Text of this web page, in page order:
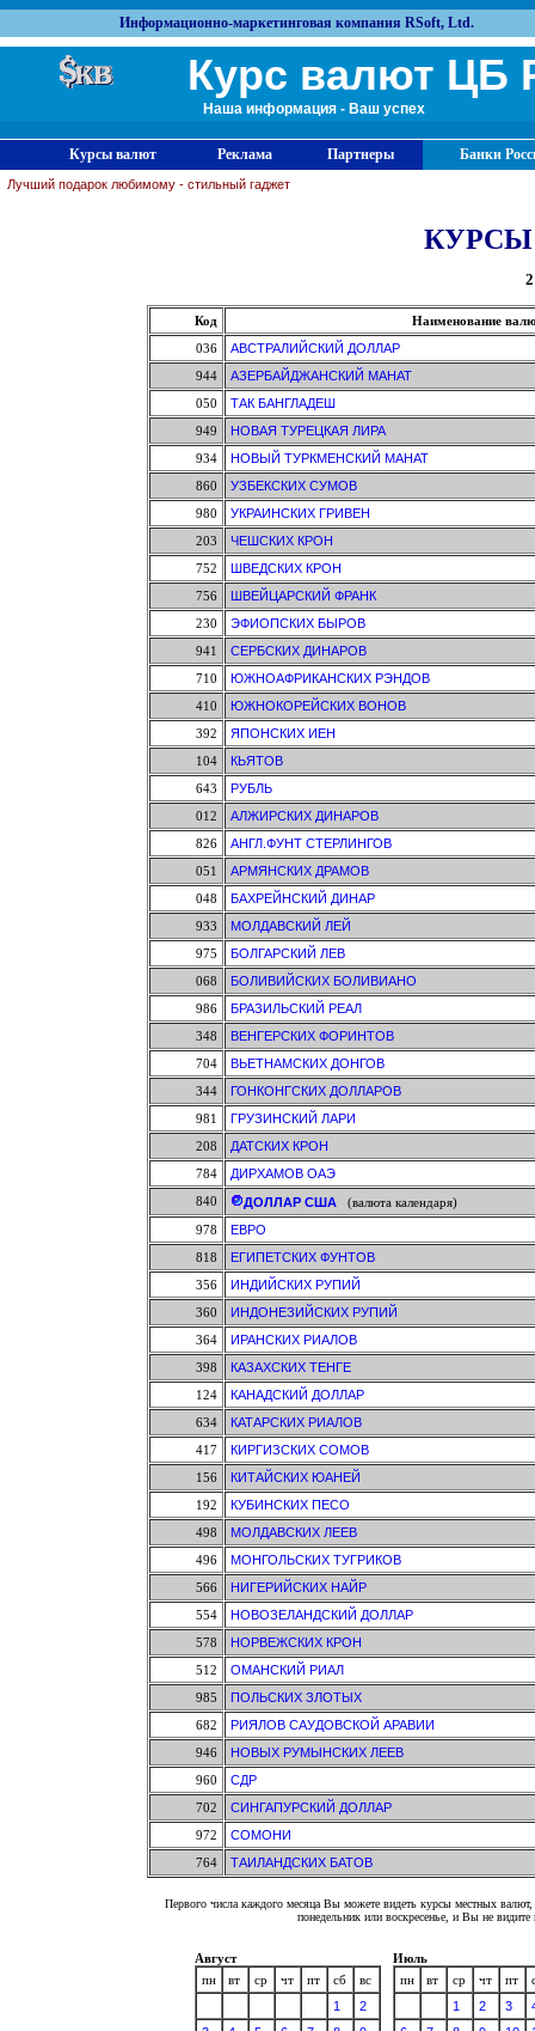
Информационно-маркетинговая компания RSoft, Ltd.
Курс валют ЦБ
Наша информация - Ваш успех
Курсы валют Реклама Партнеры Банки
Лучший подарок любимому - стильный гаджет
Код
Наименование
036
АВСТРАЛИЙСКИЙ ДОЛЛАР
944
АЗЕРБАЙДЖАНСКИЙ МАНАТ
050
ТАК БАНГЛАДЕШ
949
НОВАЯ ТУРЕЦКАЯ ЛИРА
934
НОВЫЙ ТУРКМЕНСКИЙ МАНАТ
860
УЗБЕКСКИХ СУМОВ
980
УКРАИНСКИХ ГРИВЕН
203
ЧЕШСКИХ КРОН
752
ШВЕДСКИХ КРОН
756
ШВЕЙЦАРСКИЙ ФРАНК
230
ЭФИОПСКИХ БЫРОВ
941
СЕРБСКИХ ДИНАРОВ
710
ЮЖНОАФРИКАНСКИХ РЭНДОВ
410
ЮЖНОКОРЕЙСКИХ ВОНОВ
392
ЯПОНСКИХ ИЕН
104
КЬЯТОВ
643
РУБЛЬ
012
АЛЖИРСКИХ ДИНАРОВ
826
АНГЛ.ФУНТ СТЕРЛИНГОВ
051
АРМЯНСКИХ ДРАМОВ
048
БАХРЕЙНСКИЙ ДИНАР
933
МОЛДАВСКИЙ ЛЕЙ
975
БОЛГАРСКИЙ ЛЕВ
068
БОЛИВИЙСКИХ БОЛИВИАНО
986
БРАЗИЛЬСКИЙ РЕАЛ
348
ВЕНГЕРСКИХ ФОРИНТОВ
704
ВЬЕТНАМСКИХ ДОНГОВ
344
ГОНКОНГСКИХ ДОЛЛАРОВ
981
ГРУЗИНСКИЙ ЛАРИ
208
ДАТСКИХ КРОН
784
ДИРХАМОВ ОАЭ
840
ДОЛЛАР США(валюта календаря)
978
ЕВРО
818
ЕГИПЕТСКИХ ФУНТОВ
356
ИНДИЙСКИХ РУПИЙ
360
ИНДОНЕЗИЙСКИХ РУПИЙ
364
ИРАНСКИХ РИАЛОВ
398
КАЗАХСКИХ ТЕНГЕ
124
КАНАДСКИЙ ДОЛЛАР
634
КАТАРСКИХ РИАЛОВ
417
КИРГИЗСКИХ СОМОВ
156
КИТАЙСКИХ ЮАНЕЙ
192
КУБИНСКИХ ПЕСО
498
МОЛДАВСКИХ ЛЕЕВ
496
МОНГОЛЬСКИХ ТУГРИКОВ
566
НИГЕРИЙСКИХ НАЙР
554
НОВОЗЕЛАНДСКИЙ ДОЛЛАР
578
НОРВЕЖСКИХ КРОН
512
ОМАНСКИЙ РИАЛ
985
ПОЛЬСКИХ ЗЛОТЫХ
682
РИЯЛОВ САУДОВСКОЙ АРАВИИ
946
НОВЫХ РУМЫНСКИХ ЛЕЕВ
960
СДР
702
СИНГАПУРСКИЙ ДОЛЛАР
972
СОМОНИ
764
ТАИЛАНДСКИХ БАТОВ
Первого числа каждого месяца Вы можете видеть курсы местных
понедельник или воскресенье, и Вы не
Август
пн
вт ср чт пт сб
вс
1
2
Июль
пн
вт ср чт пт
1
2 3